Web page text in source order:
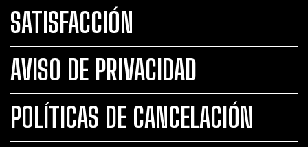
SATISFACCIÓN
AVISO DE PRIVACIDAD
POLÍTICAS DE CANCELACIÓN